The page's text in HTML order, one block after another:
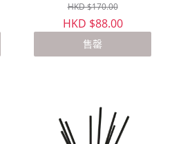
HKD $170.00
HKD $88.00
售罄